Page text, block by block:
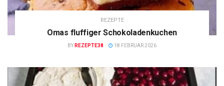
REZEPTE
Omas fluffiger Schokoladenkuchen
BY REZEPTE38 18 FEBRUAR 2026